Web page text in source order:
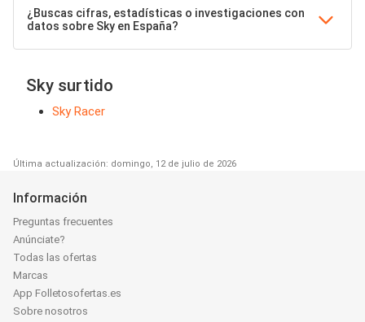
¿Buscas cifras, estadísticas o investigaciones con
datos sobre Sky en España?
Sky surtido
Sky Racer
Última actualización: domingo, 12 de julio de 2026
Información
Preguntas frecuentes
Anúnciate?
Todas las ofertas
Marcas
App Folletosofertas.es
Sobre nosotros